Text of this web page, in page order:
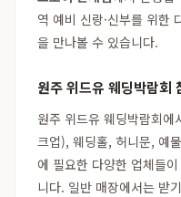
역 예비 신랑·신부를 위한
을 만나볼 수 있습니다.
원주 위드유 웨딩박람회
원주 위드유 웨딩박람회
크업), 웨딩홀, 허니문, 예
에 필요한 다양한 업체들
니다. 일반 매장에서는 받